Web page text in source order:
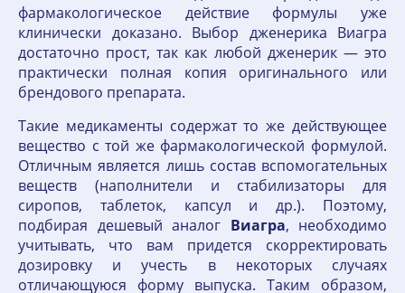
фармакологическое действие формулы уже
клинически доказано. Выбор дженерика Виагра
достаточно прост, так как любой дженерик — это
практически полная копия оригинального или
брендового препарата.
Такие медикаменты содержат то же действующее
вещество с той же фармакологической формулой.
Отличным является лишь состав вспомогательных
веществ (наполнители и стабилизаторы для
сиропов, таблеток, капсул и др.). Поэтому,
подбирая дешевый аналог Виагра, необходимо
учитывать, что вам придется скорректировать
дозировку и учесть в некоторых случаях
отличающуюся форму выпуска. Таким образом,